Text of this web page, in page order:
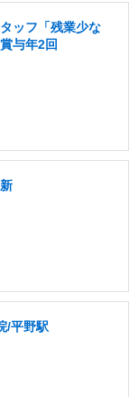
ッフ「残業少な
与年2回
/平野駅